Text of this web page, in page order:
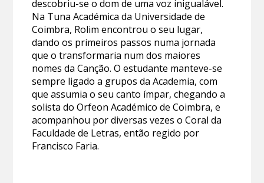
descobriu-se o dom de uma voz inigualável.
Na Tuna Académica da Universidade de
Coimbra, Rolim encontrou o seu lugar,
dando os primeiros passos numa jornada
que o transformaria num dos maiores
nomes da Canção. O estudante manteve-se
sempre ligado a grupos da Academia, com
que assumia o seu canto ímpar, chegando a
solista do Orfeon Académico de Coimbra, e
acompanhou por diversas vezes o Coral da
Faculdade de Letras, então regido por
Francisco Faria.